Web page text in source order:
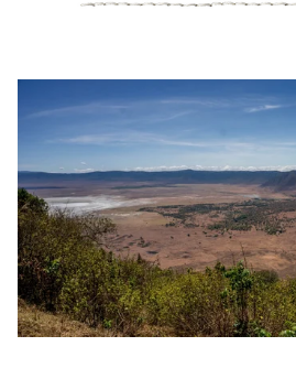
Das Küchenteam sorgt für
Verpflegung, während man sich